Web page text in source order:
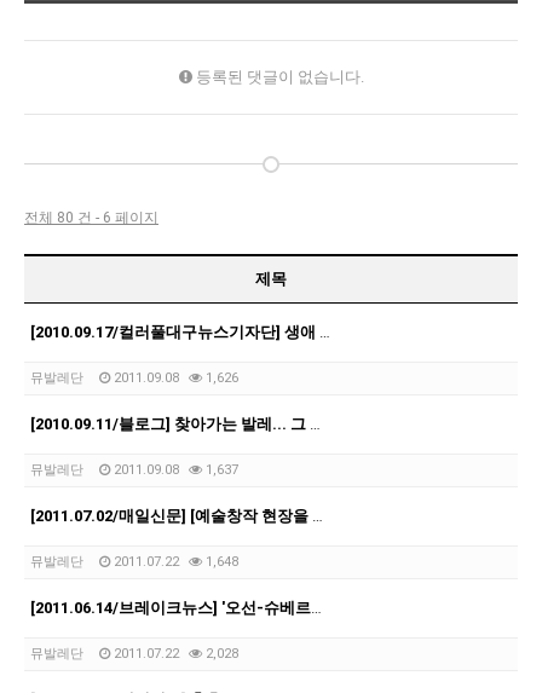
등록된 댓글이 없습니다.
전체 80 건 - 6 페이지
제목
[2010.09.17/컬러풀대구뉴스기자단] 생애 처음 보는 발레이야기
뮤발레단 2011.09.08 1,626
[2010.09.11/블로그] 찾아가는 발레... 그 아름다움 속으로
뮤발레단 2011.09.08 1,637
[2011.07.02/매일신문] [예술창작 현장을 찾아서] … 우혜영 뮤발레단
뮤발레단 2011.07.22 1,648
[2011.06.14/브레이크뉴스] '오선-슈베르트의 예술과 사랑'
뮤발레단 2011.07.22 2,028